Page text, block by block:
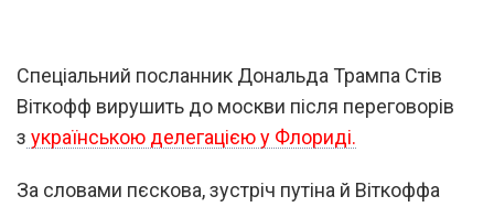
Спеціальний посланник Дональда Трампа Стів
Віткофф вирушить до москви після переговорів
з українською делегацією у Флориді.
За словами пєскова, зустріч путіна й Віткоффа